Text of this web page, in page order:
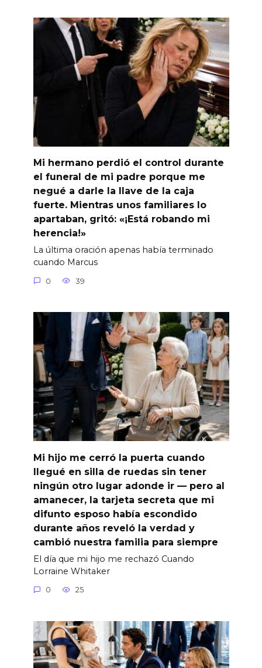
Mi hermano perdió el control durante
el funeral de mi padre porque me
negué a darle la llave de la caja
fuerte. Mientras unos familiares lo
apartaban, gritó: «¡Está robando mi
herencia!»
La última oración apenas había terminado
cuando Marcus
0 39
Mi hijo me cerró la puerta cuando
llegué en silla de ruedas sin tener
ningún otro lugar adonde ir — pero al
amanecer, la tarjeta secreta que mi
difunto esposo había escondido
durante años reveló la verdad y
cambió nuestra familia para siempre
El día que mi hijo me rechazó Cuando
Lorraine Whitaker
0 25